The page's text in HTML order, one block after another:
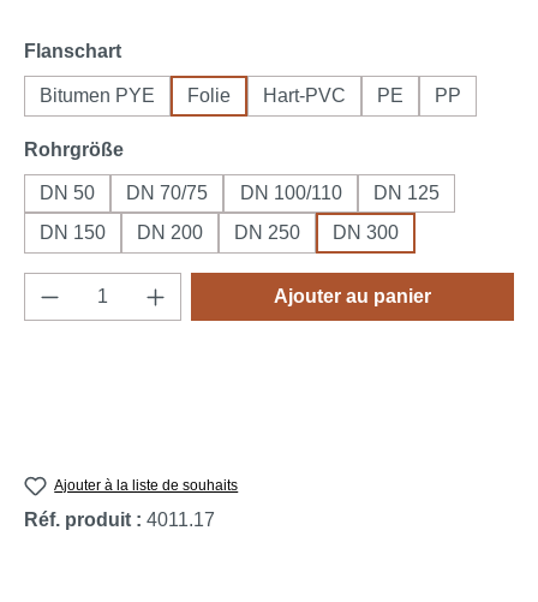
Sélectionnez
Flanschart
Bitumen PYE Folie Hart-PVC PE PP
Sélectionnez
Rohrgröße
DN 50 DN 70/75 DN 100/110
DN 125
DN 150
DN 200 DN 250 DN 300
Quantité de produit : Entrez la quantité
Ajouter au panier
Ajouter à la liste de souhaits
Réf. produit : 4011.17